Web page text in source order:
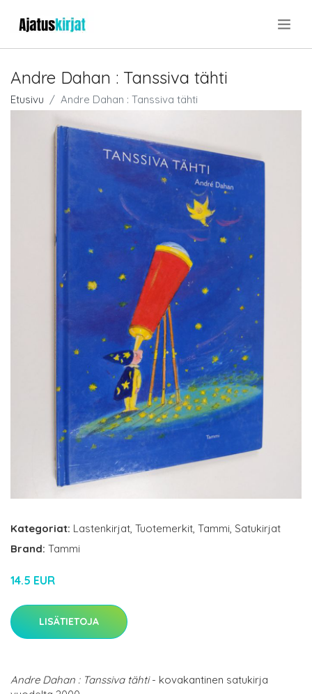
Andre Dahan : Tanssiva tähti
Etusivu Andre Dahan : Tanssiva tähti
Kategoriat: Lastenkirjat, Tuotemerkit, Tammi, Satukirjat
Brand: Tammi
14.5 EUR
LISÄTIETOJA
Andre Dahan : Tanssiva tähti- kovakantinen satukirja